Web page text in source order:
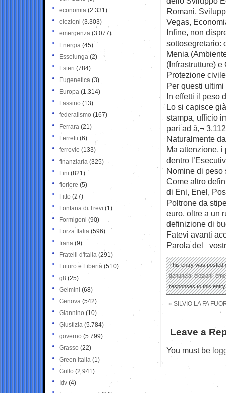
Romani,
Vegas,
Infine, non
sottosegretario:
Menia
(Infrastrutture)
Protezione
Per questi
In effetti il peso
Lo si capisce
stampa, ufficio
pari ad â‚¬
Naturalmente
Ma attenzione,
dentro
Nomine di peso
Come altro
di Eni, Enel,
Poltrone da
euro, oltre a un
definizione di
Fatevi avanti
Parola del
This entry was posted
denuncia,elezioni,
responses to this
« SILVIO LA FA
Leave a
You must be
economia (2.331)
elezioni (3.303)
emergenza (3.077)
Energia (45)
Esselunga (2)
Esteri (784)
Eugenetica (3)
Europa (1.314)
Fassino (13)
federalismo (167)
Ferrara (21)
Ferretti (6)
ferrovie (133)
finanziaria (325)
Fini (821)
fioriere (5)
Fitto (27)
Fontana di Trevi (1)
Formigoni (90)
Forza Italia (596)
frana (9)
Fratelli d'Italia (291)
Futuro e Libertà (510)
g8 (25)
Gelmini (68)
Genova (542)
Giannino (10)
Giustizia (5.784)
governo (5.799)
Grasso (22)
Green Italia (1)
Grillo (2.941)
Idv (4)